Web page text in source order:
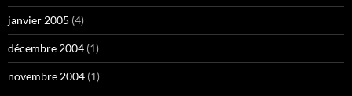
janvier 2005 (4)
décembre 2004 (1)
novembre 2004 (1)